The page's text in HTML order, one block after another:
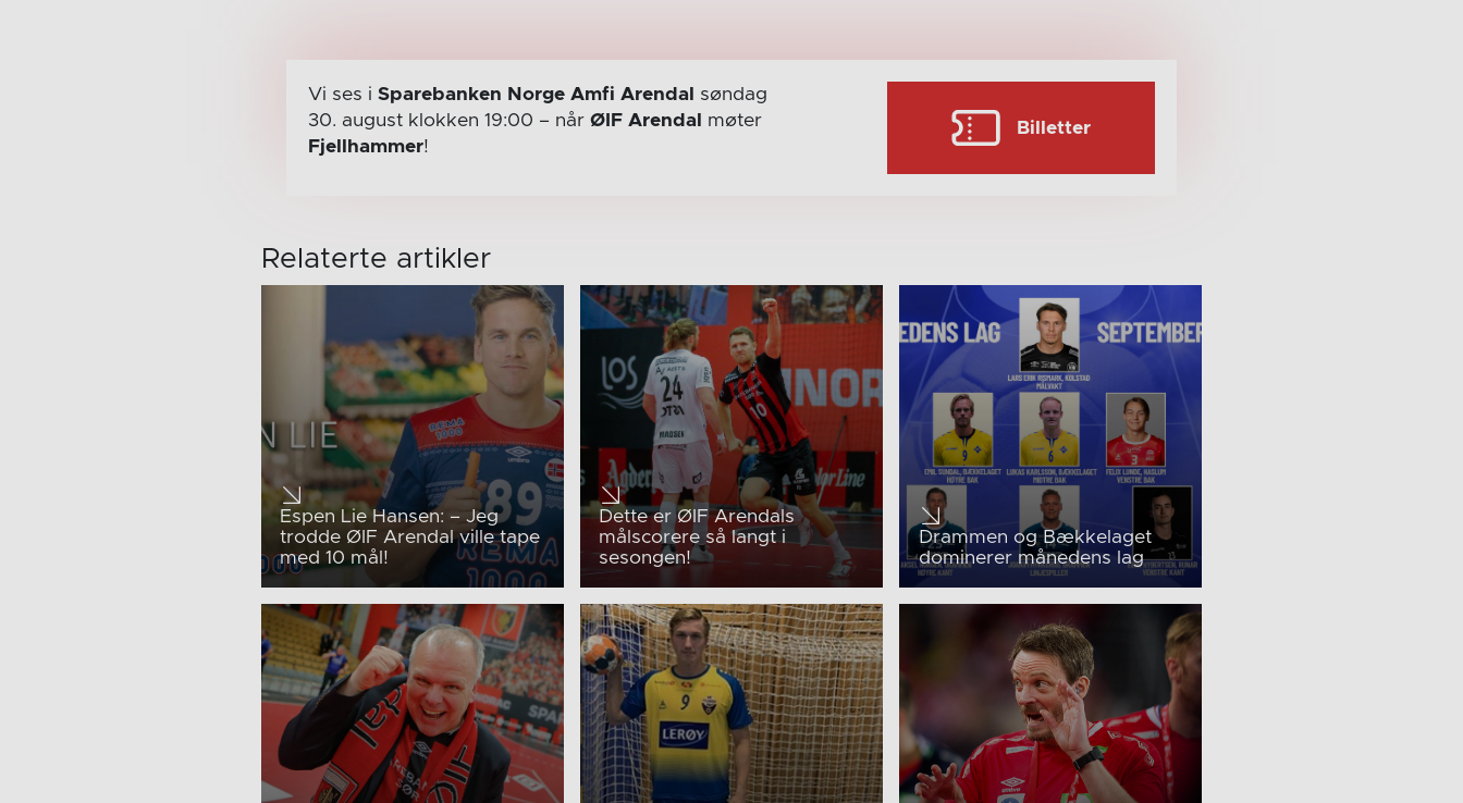
Vi ses i Sparebanken Norge Amfi Arendal
søndag
30. august klokken 19:00 – når ØIF Arendal
møter
Fjellhammer!
Billetter
Relaterte artikler
Espen Lie Hansen: – Jeg
trodde ØIF Arendal ville tape
med 10 mål!
Dette er ØIF Arendals
målscorere så langt i
sesongen!
Drammen og Bækkelaget
dominerer månedens lag